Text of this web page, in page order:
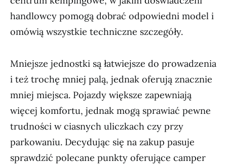
handlowcy pomogą dobrać odpowiedni model i
omówią wszystkie techniczne szczegóły.
Mniejsze jednostki są łatwiejsze do prowadzenia
i też trochę mniej palą, jednak oferują znacznie
mniej miejsca. Pojazdy większe zapewniają
więcej komfortu, jednak mogą sprawiać pewne
trudności w ciasnych uliczkach czy przy
parkowaniu. Decydując się na zakup pasuje
sprawdzić polecane punkty oferujące camper